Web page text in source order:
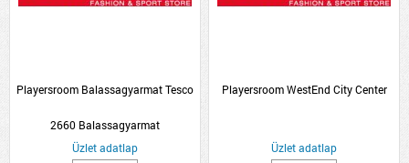
Playersroom Balassagyarmat Tesco
2660 Balassagyarmat
Üzlet adatlap
Playersroom WestEnd City Center
Üzlet adatlap